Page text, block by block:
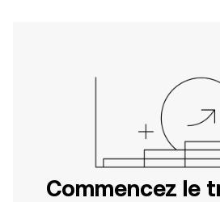
Commencez le